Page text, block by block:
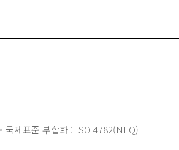
국제표준 부합화 : ISO 4782(NEQ)